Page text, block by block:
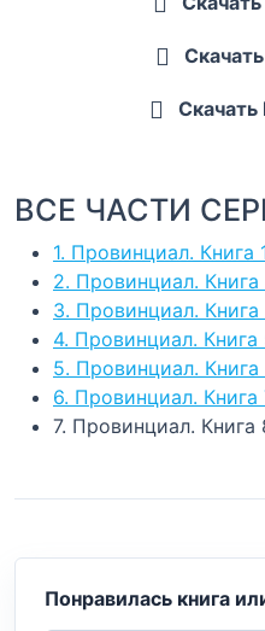
Скачать
ВСЕ ЧАСТИ
1. Провинциал. Книга
2. Провинциал. Книга
3. Провинциал. Книга
4. Провинциал. Книга
5. Провинциал. Книга
6. Провинциал. Книга
7. Провинциал. Книга
Понравилась книга